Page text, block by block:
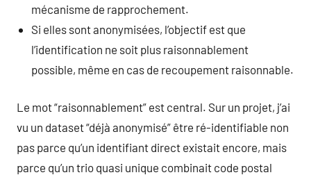
mécanisme de rapprochement.
Si elles sont anonymisées, l’objectif est que
l’identification ne soit plus raisonnablement
possible, même en cas de recoupement raisonnable.
Le mot “raisonnablement” est central. Sur un projet, j’ai
vu un dataset “déjà anonymisé” être ré-identifiable non
pas parce qu’un identifiant direct existait encore, mais
parce qu’un trio quasi unique combinait code postal